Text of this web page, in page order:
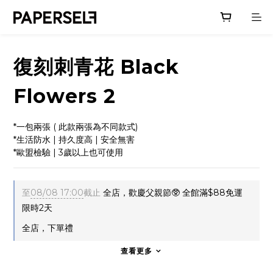
復刻刺青花 Black
Flowers 2
*一包兩張 ( 此款兩張為不同款式)
*生活防水 | 持久度高 | 安全無害
*歐盟檢驗 | 3歲以上也可使用
至08/08 17:00截止 全店，歡慶父親節🥸 全館滿$88免運
限時2天
全店，下單禮
查看更多